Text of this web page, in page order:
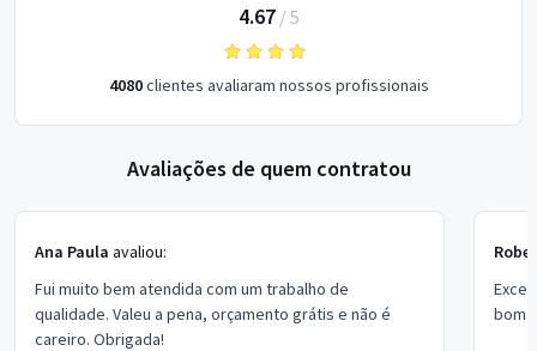
4.67/ 5
4080clientes avaliaram nossos profissionais
Avaliações de quem contratou
Ana Paula avaliou:
Fui muito bem atendida com um trabalho de
qualidade. Valeu a pena, orçamento grátis e não é
careiro. Obrigada!
bom